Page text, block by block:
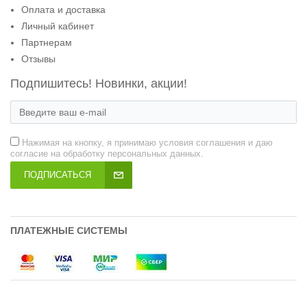
Оплата и доставка
Личный кабинет
Партнерам
Отзывы
Подпишитесь! Новинки, акции!
Нажимая на кнопку, я принимаю условия соглашения и даю
согласие на обработку персональных данных.
ПОДПИСАТЬСЯ
ПЛАТЕЖНЫЕ СИСТЕМЫ